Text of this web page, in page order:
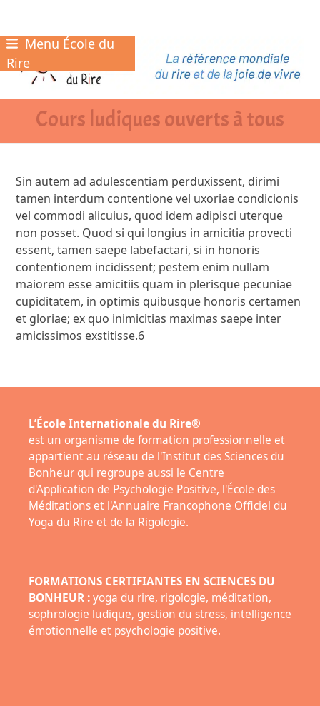
Skip
to
content
Menu École du
Rire
Cours ludiques ouverts à tous
Sin autem ad adulescentiam perduxissent, dirimi
tamen interdum contentione vel uxoriae condicionis
vel commodi alicuius, quod idem adipisci uterque
non posset. Quod si qui longius in amicitia provecti
essent, tamen saepe labefactari, si in honoris
contentionem incidissent; pestem enim nullam
maiorem esse amicitiis quam in plerisque pecuniae
cupiditatem, in optimis quibusque honoris certamen
et gloriae; ex quo inimicitias maximas saepe inter
amicissimos exstitisse.6
L’École Internationale du Rire®
est un organisme de formation professionnelle et
appartient au réseau de l'Institut des Sciences du
Bonheur qui regroupe aussi le Centre
d'Application de Psychologie Positive, l'École des
Méditations et l'Annuaire Francophone Officiel du
Yoga du Rire et de la Rigologie.
FORMATIONS CERTIFIANTES EN SCIENCES DU
BONHEUR :yoga du rire, rigologie, méditation,
sophrologie ludique, gestion du stress, intelligence
émotionnelle et psychologie positive.